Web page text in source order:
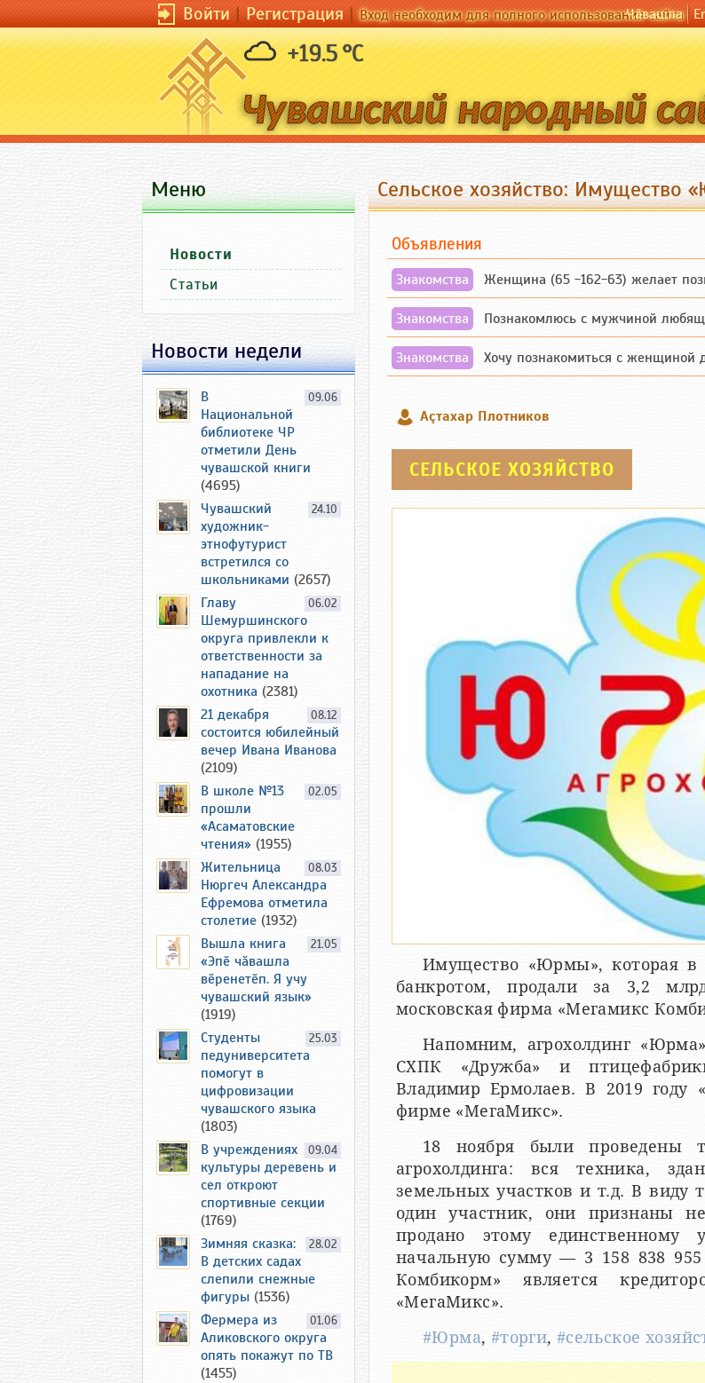
Войти|Регистрация|Вход необходим для полного использования сайта
Чӑвашла
+19.5 °C
Сельское хозяйство: Имущество
Объявления
Знакомства Женщина (65 -162-63) желает
Знакомства Познакомлюсь с мужчиной
Знакомства Хочу познакомиться с женщиной до
Аçтахар Плотников
СЕЛЬСКОЕ ХОЗЯЙСТВО
Имущество «Юрмы», которая в
банкротом, продали за 3,2
московская фирма «Мегамикс
Напомним, агрохолдинг
СХПК «Дружба» и
Владимир Ермолаев. В 2019 году
фирме «МегаМикс».
18 ноября были проведены
агрохолдинга: вся техника,
земельных участков и т.д. В виду
один участник, они признаны
продано этому единственному
начальную сумму — 3 158 838 955
Комбикорм» является
«МегаМикс».
#Юрма, #торги,#сельское
Меню
Новости
Статьи
Новости недели
09.06
В
Национальной
библиотеке ЧР
отметили День
чувашской книги
(4695)
24.10
Чувашский
художник-
этнофутурист
встретился со
школьниками (2657)
06.02
Главу
Шемуршинского
округа привлекли к
ответственности за
нападание на
охотника (2381)
08.12
21 декабря
состоится юбилейный
вечер Ивана Иванова
(2109)
02.05
В школе №13
прошли
«Асаматовские
чтения» (1955)
08.03
Жительница
Нюргеч Александра
Ефремова отметила
столетие (1932)
21.05
Вышла книга
«Эпӗ чӑвашла
вӗренетӗп. Я учу
чувашский язык»
(1919)
25.03
Студенты
педуниверситета
помогут в
цифровизации
чувашского языка
(1803)
09.04
В учреждениях
культуры деревень и
сел откроют
спортивные секции
(1769)
28.02
Зимняя сказка:
В детских садах
слепили снежные
фигуры (1536)
01.06
Фермера из
Аликовского округа
опять покажут по ТВ
(1455)